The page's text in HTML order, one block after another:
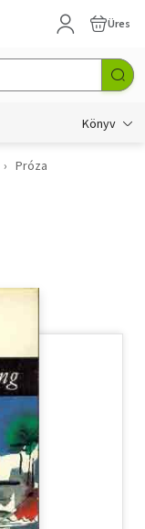
Üres
Könyv
Próza